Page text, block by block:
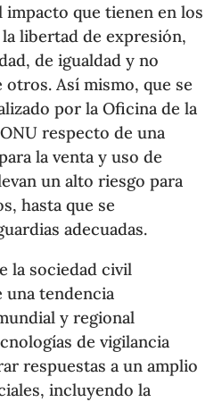
impacto que tienen en los
libertad de expresión,
de igualdad y no
Así mismo, que se
por la Oficina de la
respecto de una
la venta y uso de
un alto riesgo para
hasta que se
adecuadas.
la sociedad civil
una tendencia
y regional
de vigilancia
respuestas a un amplio
incluyendo la